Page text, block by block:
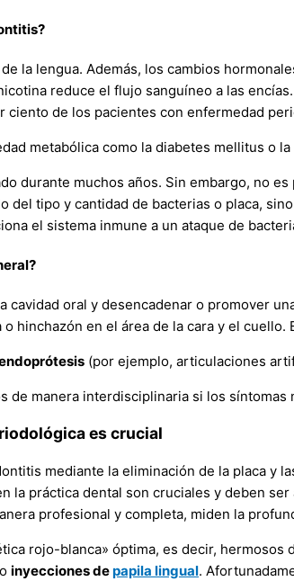
la lengua. Además, los cambios
reduce el flujo sanguíneo a las
de los pacientes con enfermedad
metabólica como la diabetes mellitus o
durante muchos años. Sin embargo, no
del tipo y cantidad de bacterias o placa,
el sistema inmune a un ataque de
cavidad oral y desencadenar o promover
hinchazón en el área de la cara y el cuello.
(por ejemplo, articulaciones
de manera interdisciplinaria si los
es crucial
mediante la eliminación de la placa y
la práctica dental son cruciales y deben
profesional y completa, miden la
rojo-blanca» óptima, es decir,
o inyecciones depapila lingual.